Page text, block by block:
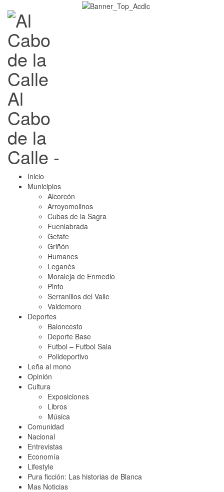
Al
Cabo
de la
Calle -
Inicio
Municipios
Alcorcón
Arroyomolinos
Cubas de la Sagra
Fuenlabrada
Getafe
Griñón
Humanes
Leganés
Moraleja de Enmedio
Pinto
Serranillos del Valle
Valdemoro
Deportes
Baloncesto
Deporte Base
Futbol – Futbol Sala
Polideportivo
Leña al mono
Opinión
Cultura
Exposiciones
Libros
Música
Comunidad
Nacional
Entrevistas
Economía
Lifestyle
Pura ficción: Las historias de Blanca
Mas Noticias